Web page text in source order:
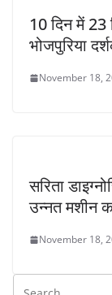
10 दिन में 23
भोजपुरिया
November 18,
सरिता
उन्नत मशीन
November 18,